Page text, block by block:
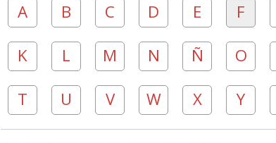
A B C D E F
K
L M N Ñ O
T
U V W X Y